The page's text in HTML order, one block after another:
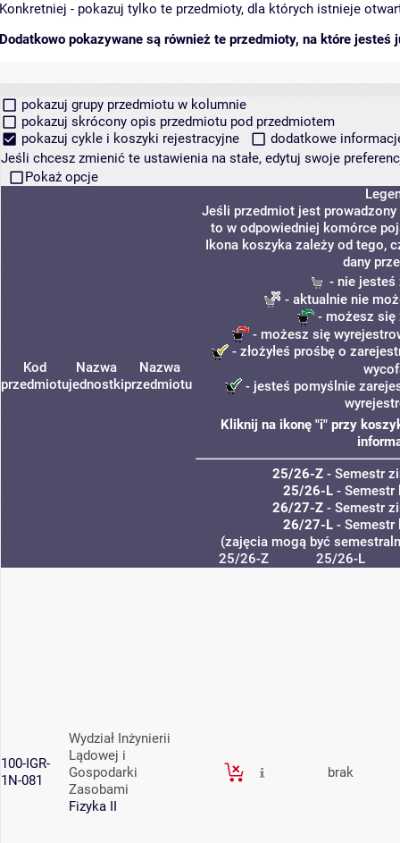
Konkretniej - pokazuj tylko te przedmioty, dla których istnieje
Dodatkowo pokazywane są również te przedmioty, na które jesteś
pokazuj grupy przedmiotu w kolumnie
pokazuj skrócony opis przedmiotu pod przedmiotem
pokazuj cykle i koszyki rejestracyjne
dodatkowe
Jeśli chcesz zmienić te ustawienia na stałe, edytuj swoje
Pokaż opcje
Kod
przedmiotu
Nazwa
jednostki
Nazwa
przedmiotu
Jeśli przedmiot jest
to w odpowiedniej komórce
Ikona koszyka zależy od tego,
dany
- nie jesteś
- aktualnie nie
- możesz się
- możesz się
- złożyłeś prośbę o
- jesteś pomyślnie
Kliknij na ikonę "i" przy
25/26-Z - Semestr
25/26-L -
26/27-Z - Semestr
26/27-L -
(zajęcia mogą być
25/26-Z
25/26-L
100-IGR-
1N-081
Wydział Inżynierii
Lądowej i
Gospodarki
Zasobami
Fizyka II
brak